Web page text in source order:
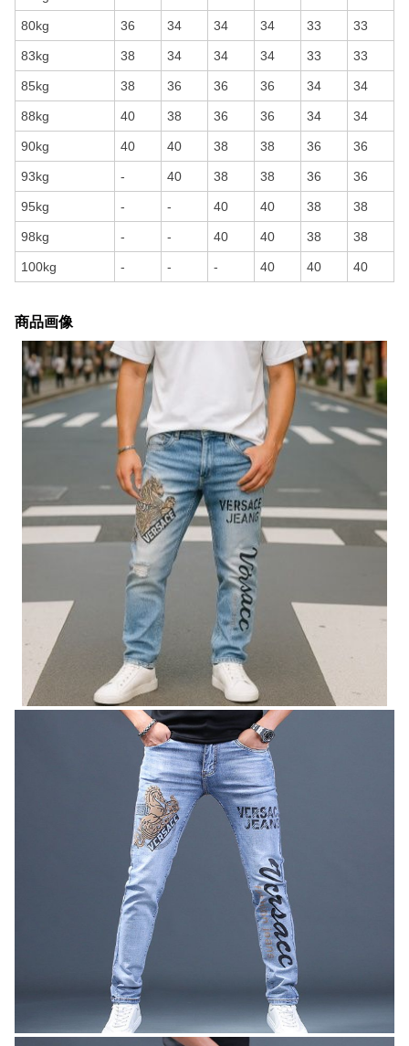
80kg 36 34 34 34 33 33
83kg 38 34 34 34 33 33
85kg 38 36 36 36 34 34
88kg 40 38 36 36 34 34
90kg 40 40 38 38 36 36
93kg - 40 38 38 36 36
95kg - - 40 40 38 38
98kg - - 40 40 38 38
100kg - - - 40 40 40
商品画像